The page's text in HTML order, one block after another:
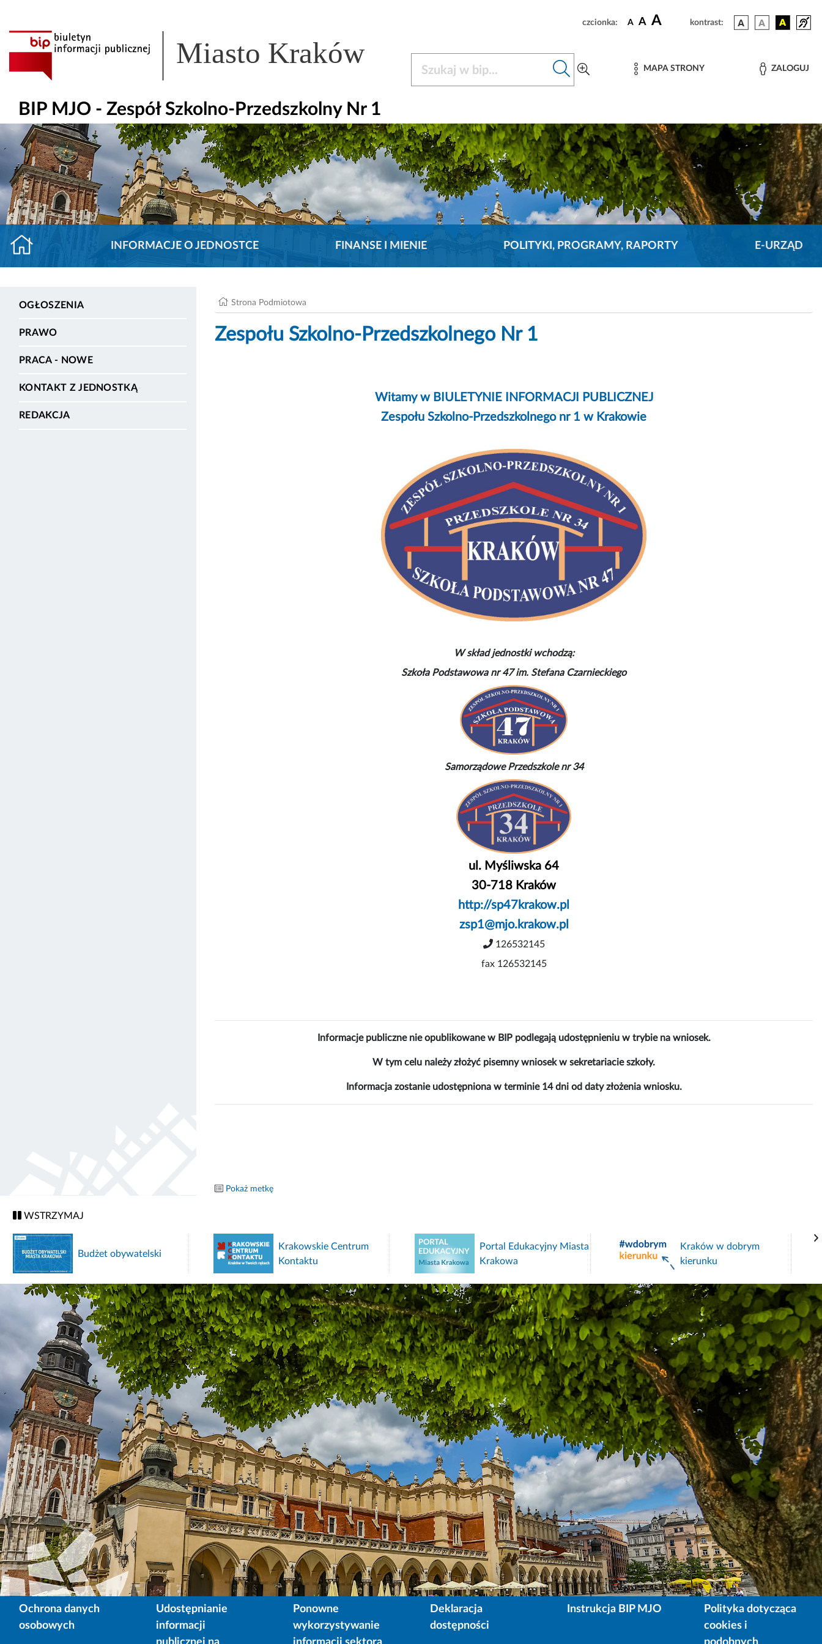
czcionka: A A A kontrast:
Miasto Kraków MAPA STRONY ZALOGUJ
BIP MJO - Zespół Szkolno-Przedszkolny Nr 1
INFORMACJE O JEDNOSTCE FINANSE I MIENIE POLITYKI, PROGRAMY, RAPORTY E-URZĄD
OGŁOSZENIA
PRAWO
PRACA - NOWE
KONTAKT Z JEDNOSTKĄ
REDAKCJA
Strona Podmiotowa
Zespołu Szkolno-Przedszkolnego Nr 1
Witamy w BIULETYNIE INFORMACJI PUBLICZNEJ
Zespołu Szkolno-Przedszkolnego nr 1 w Krakowie
W skład jednostki wchodzą:
Szkoła Podstawowa nr 47 im. Stefana Czarnieckiego
Samorządowe Przedszkole nr 34
ul. Myśliwska 64
30-718 Kraków
http://sp47krakow.pl
zsp1@mjo.krakow.pl
126532145
fax 126532145
Informacje publiczne nie opublikowane w BIP podlegają udostępnieniu w trybie na wniosek.
W tym celu należy złożyć pisemny wniosek w sekretariacie szkoły.
Informacja zostanie udostępniona w terminie 14 dni od daty złożenia wniosku.
Pokaż metkę
WSTRZYMAJ
Budżet obywatelski
Krakowskie Centrum
Kontaktu
Portal Edukacyjny Miasta
Krakowa
Kraków w dobrym
kierunku
Ochrona danych
osobowych
Udostępnianie
informacji
Ponowne
wykorzystywanie
Deklaracja
dostępności
Instrukcja BIP MJO
Polityka dotycząca
cookies i